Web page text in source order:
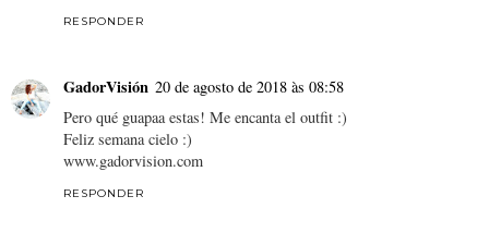
RESPONDER
GadorVisión 20 de agosto de 2018 às 08:58
Pero qué guapaa estas! Me encanta el outfit :)
Feliz semana cielo :)
www.gadorvision.com
RESPONDER